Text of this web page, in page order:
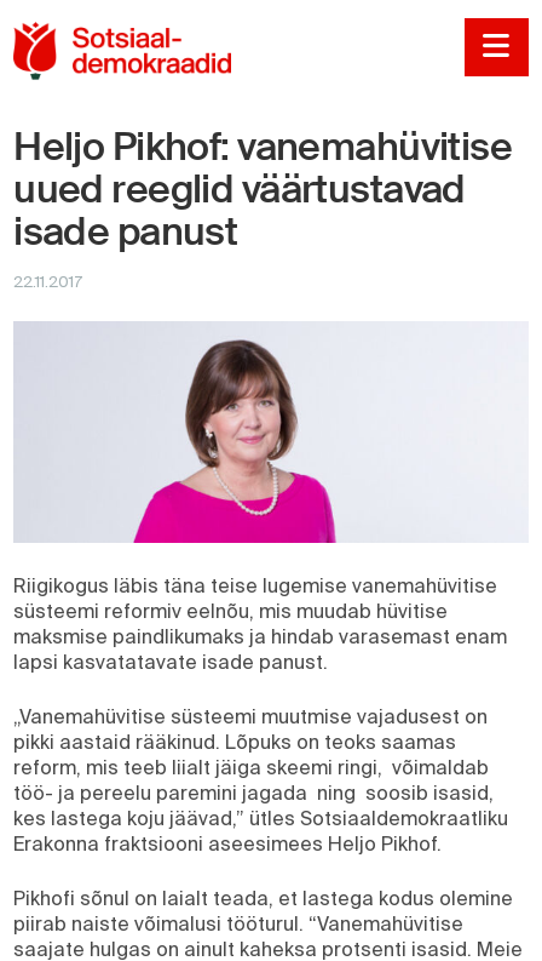
Heljo Pikhof: vanemahüvitise
uued reeglid väärtustavad
isade panust
22.11.2017
Riigikogus läbis täna teise lugemise vanemahüvitise
süsteemi reformiv eelnõu, mis muudab hüvitise
maksmise paindlikumaks ja hindab varasemast enam
lapsi kasvatatavate isade panust.
„Vanemahüvitise süsteemi muutmise vajadusest on
pikki aastaid rääkinud. Lõpuks on teoks saamas
reform, mis teeb liialt jäiga skeemi ringi, võimaldab
töö- ja pereelu paremini jagada ning soosib isasid,
kes lastega koju jäävad,” ütles Sotsiaaldemokraatliku
Erakonna fraktsiooni aseesimees Heljo Pikhof.
Pikhofi sõnul on laialt teada, et lastega kodus olemine
piirab naiste võimalusi tööturul. “Vanemahüvitise
saajate hulgas on ainult kaheksa protsenti isasid. Meie